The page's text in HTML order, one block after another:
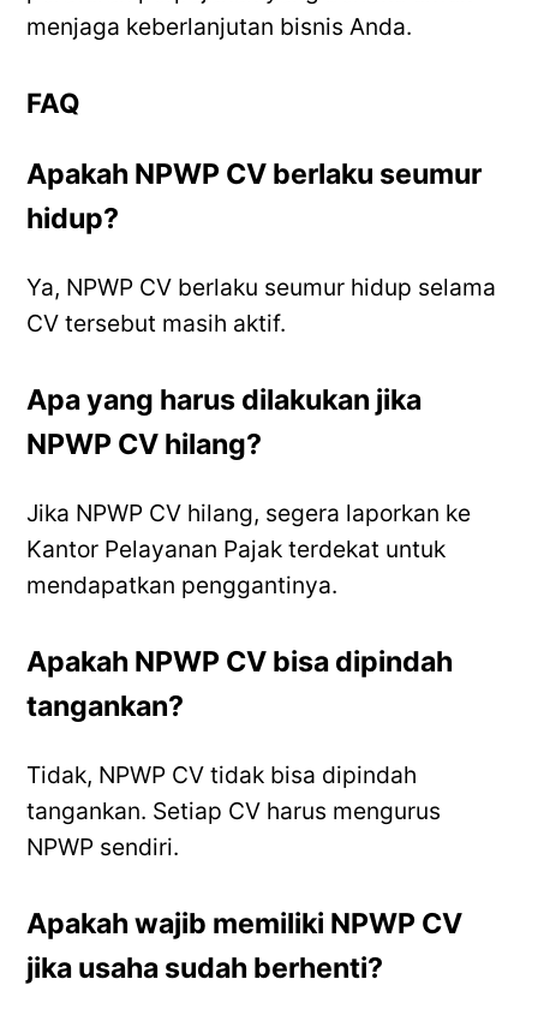
menjaga keberlanjutan bisnis Anda.
FAQ
Apakah NPWP CV berlaku seumur
hidup?
Ya, NPWP CV berlaku seumur hidup selama
CV tersebut masih aktif.
Apa yang harus dilakukan jika
NPWP CV hilang?
Jika NPWP CV hilang, segera laporkan ke
Kantor Pelayanan Pajak terdekat untuk
mendapatkan penggantinya.
Apakah NPWP CV bisa dipindah
tangankan?
Tidak, NPWP CV tidak bisa dipindah
tangankan. Setiap CV harus mengurus
NPWP sendiri.
Apakah wajib memiliki NPWP CV
jika usaha sudah berhenti?